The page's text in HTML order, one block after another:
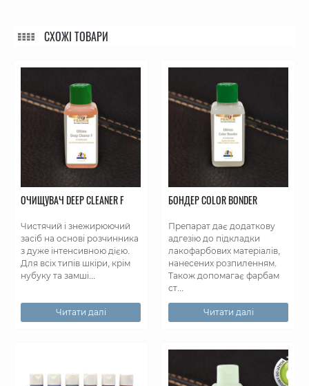
СХОЖІ ТОВАРИ
ОЧИЩУВАЧ DEEP CLEANER F
Чистячий і знежирюючий
засіб на основі розчинника
з дуже інтенсивною дією.
Для всіх типів шкіри, крім
нубуку та замші...
Читати далі
БОНДЕР COLOR BONDER
Препарат дає додаткову
адгезію до підкладки
лакофарбових матеріалів,
нанесених розпиленням.
Також допомагає фарбам
ст...
Читати далі